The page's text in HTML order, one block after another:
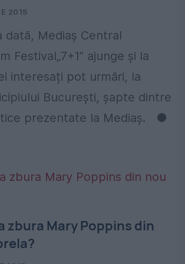
2015
dată, Mediaș Central
Festival„7+1” ajunge și la
interesați pot urmări, la
București, șapte dintre
prezentate la Mediaș. ●
zbura Mary Poppins din